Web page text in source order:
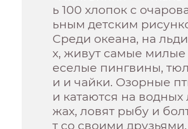
ь 100 хлопок с
ьным детским
Среди океана, на
х, живут самые милые
еселые пингвины,
и и чайки. Озорные
и катаются на водных
жах, ловят рыбу и
т со своими друзьями.